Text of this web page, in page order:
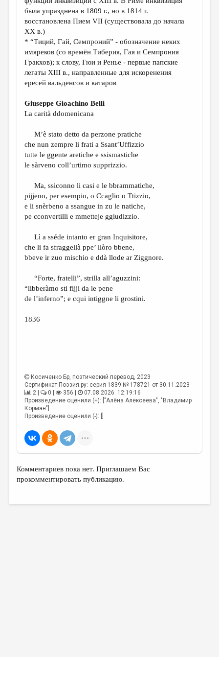
РЕДКОЛЛЕГИЯ
ОТ РЕДАКЦИИ
МАЛАЯ ПРОЗА
ЭССЕИСТИКА
ЛИТЕРАТУРОВЕДЕНИЕ
ПУБЛИЦИСТИКА
РЕЦЕНЗИРОВАНИЕ
ЦИКЛЫ ПУБЛИКАЦИЙ
ТРЕДИАКОВСКИЙ
МЕДИА
ВКОНТАКТЕ
была упразднена в 1809 г., но в 1814 г.
восстановлена Пием VII (существовала до начала
XX в.)
* “Тиций, Гай, Семпроний” - обозначение неких
имяреков (со времён Тиберия, Гая и Семпрония
Гракхов); к слову, Гюи и Ренье - первые папские
легаты XIII в., направленные для искоренения
ересей вальденсов и катаров
Giuseppe Gioachino Belli
La carità ddomenicana
M’è stato detto da perzone pratiche
che nun zempre li frati a Ssant’Uffizzio
tutte le ggente aretiche e ssismastiche
le sàrveno coll’urtimo supprizzio.
Ma, ssiconno li casi e le bbrammatiche,
pijjeno, per esempio, o Ccaglio o Ttizzio,
e li snèrbeno a ssangue in zu le natiche,
pe cconvertilli e mmetteje ggiudizzio.
Lì a sséde intanto er gran Inquisitore,
che li fa sfraggellà ppe’ llòro bbene,
bbeve ir zuo mischio e ddà llode ar Ziggnore.
“Forte, fratelli”, strilla all’aguzzini:
“libberàmo sti fijji da le pene
de l’inferno”; e cqui intiggne li grostini.
1836
Косиченко Бр, поэтический перевод, 2023
Сертификат Поэзия.ру: серия 1839 № 178721 от 30.11.2023
2 |
0 | 356 |
07.08.2026. 12:19:16
Произведение оценили (+): ["Алёна Алексеева", "Владимир
Корман"]
Произведение оценили (-): []
Комментариев пока нет. Приглашаем Вас
прокомментировать публикацию.